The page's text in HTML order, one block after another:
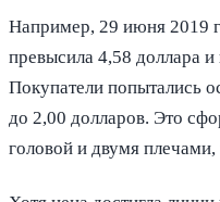
Например, 29 июня 2019
превысила 4,58 доллара и
Покупатели попытались
до 2,00 долларов. Это
головой и двумя